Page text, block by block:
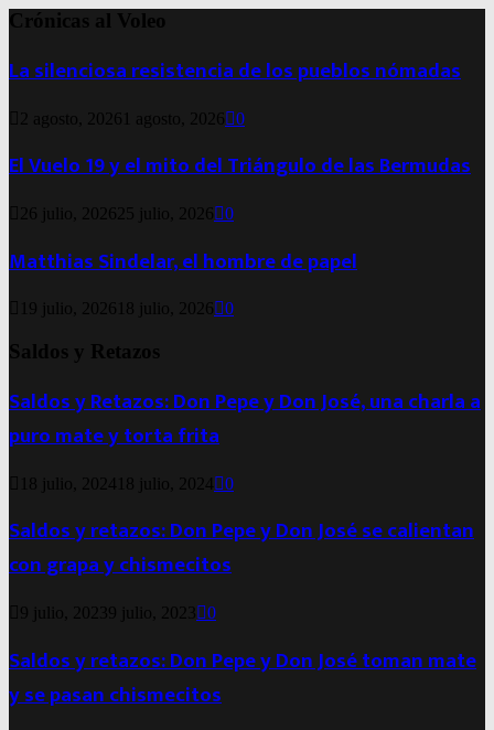
Crónicas al Voleo
La silenciosa resistencia de los pueblos nómadas
2 agosto, 2026 1 agosto, 2026 0
El Vuelo 19 y el mito del Triángulo de las Bermudas
26 julio, 2026 25 julio, 2026 0
Matthias Sindelar, el hombre de papel
19 julio, 2026 18 julio, 2026 0
Saldos y Retazos
Saldos y Retazos: Don Pepe y Don José, una charla a
puro mate y torta frita
18 julio, 2024 18 julio, 2024 0
Saldos y retazos: Don Pepe y Don José se calientan
con grapa y chismecitos
9 julio, 20239 julio, 2023 0
Saldos y retazos: Don Pepe y Don José toman mate
y se pasan chismecitos